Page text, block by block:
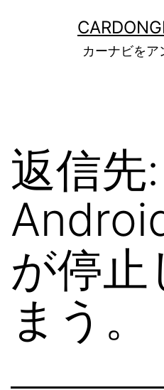
カーナビをア
返信先:
が停止
まう。